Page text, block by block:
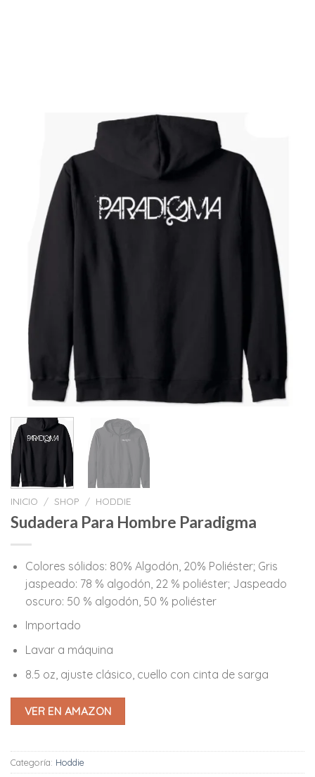
INICIO / SHOP / HODDIE
Sudadera Para Hombre Paradigma
Colores sólidos: 80% Algodón, 20% Poliéster; Gris
jaspeado: 78 % algodón, 22 % poliéster; Jaspeado
oscuro: 50 % algodón, 50 % poliéster
Importado
Lavar a máquina
8.5 oz, ajuste clásico, cuello con cinta de sarga
VER EN AMAZON
Categoría: Hoddie